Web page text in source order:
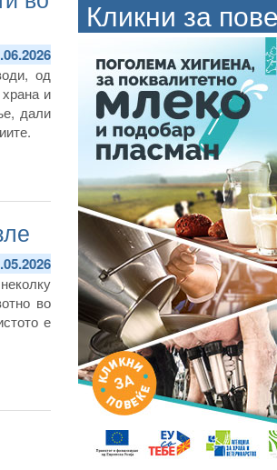
од
и
дали
во
е
Кликни за